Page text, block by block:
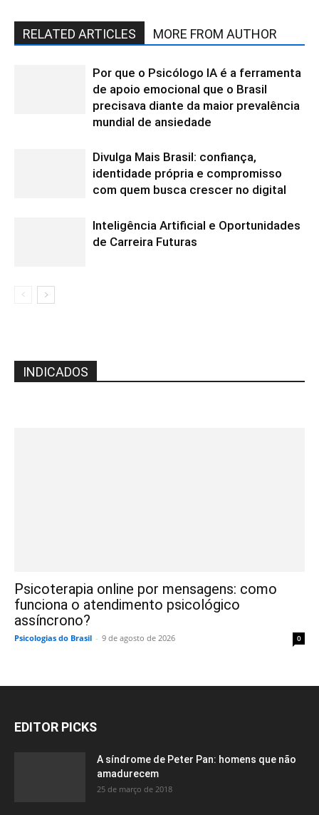
RELATED ARTICLES MORE FROM AUTHOR
Por que o Psicólogo IA é a ferramenta
de apoio emocional que o Brasil
precisava diante da maior prevalência
mundial de ansiedade
Divulga Mais Brasil: confiança,
identidade própria e compromisso
com quem busca crescer no digital
Inteligência Artificial e Oportunidades
de Carreira Futuras
INDICADOS
Psicoterapia online por mensagens: como
funciona o atendimento psicológico
assíncrono?
Psicologias do Brasil - 9 de agosto de 2026 0
EDITOR PICKS
A síndrome de Peter Pan: homens que não
amadurecem
25 de março de 2018